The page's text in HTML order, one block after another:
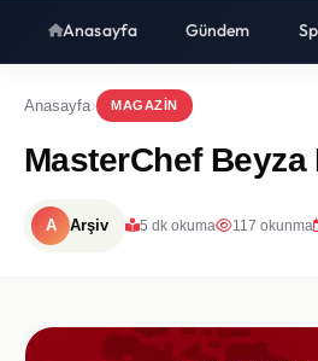
Anasayfa Gündem
Anasayfa MAGAZIN
MasterChef Beyza
A Arşiv 5 dk okuma 117 okunma